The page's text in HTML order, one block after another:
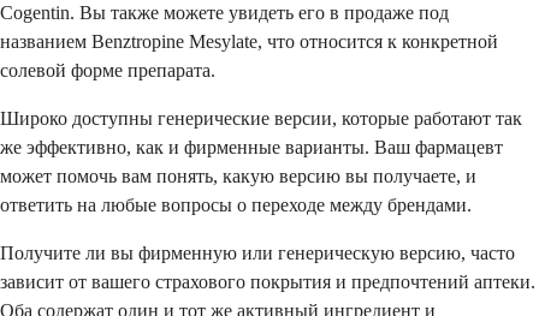
Cogentin. Вы также можете увидеть его в продаже под
названием Benztropine Mesylate, что относится к конкретной
солевой форме препарата.
Широко доступны генерические версии, которые работают так
же эффективно, как и фирменные варианты. Ваш фармацевт
может помочь вам понять, какую версию вы получаете, и
ответить на любые вопросы о переходе между брендами.
Получите ли вы фирменную или генерическую версию, часто
зависит от вашего страхового покрытия и предпочтений аптеки.
Оба содержат один и тот же активный ингредиент и